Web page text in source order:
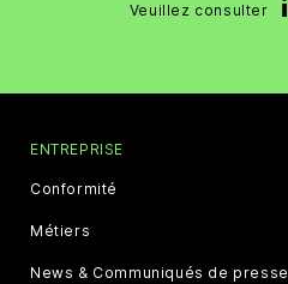
Veuillez consulter
ENTREPRISE
Conformité
Métiers
News & Communiqués de presse